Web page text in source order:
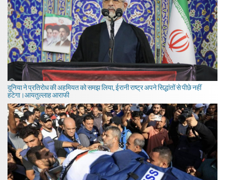
दुनिया ने प्रतिरोध की अहमियत को समझ लिया, ईरानी राष्ट्र अपने सिद्धांतों से पीछे नहीं
हटेगा।आयतुल्लाह आराफी